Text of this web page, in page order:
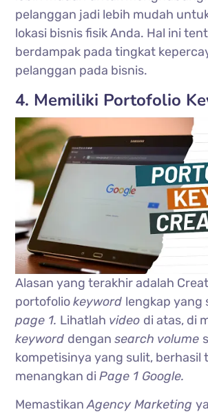
pelanggan jadi lebih mudah
lokasi bisnis fisik Anda. Hal ini
berdampak pada tingkat
pelanggan pada bisnis.
4. Memiliki Portofolio
Alasan yang terakhir adalah
portofoliokeyword lengkap yang
page 1. Lihatlah video di atas, di
keyword dengansearch volume
kompetisinya yang sulit, berhasil
menangkan diPage 1 Google.
MemastikanAgency Marketing